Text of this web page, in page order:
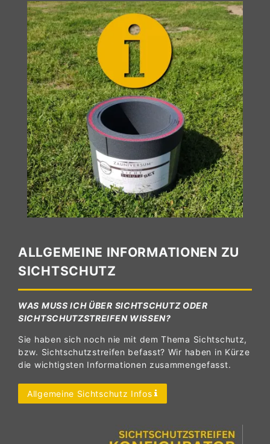
ALLGEMEINE INFORMATIONEN ZU
SICHTSCHUTZ
WAS MUSS ICH ÜBER SICHTSCHUTZ ODER
SICHTSCHUTZSTREIFEN WISSEN?
Sie haben sich noch nie mit dem Thema Sichtschutz,
bzw. Sichtschutzstreifen befasst? Wir haben in Kürze
die wichtigsten Informationen zusammengefasst.
Allgemeine Sichtschutz Infos